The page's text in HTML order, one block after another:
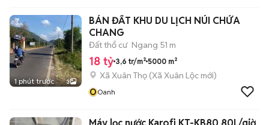
1 phút trước 3
BÁN ĐẤT KHU DU LỊCH NÚI CHỨA
CHANG
Đất thổ cư Ngang 51 m
18 tỷ 3,6 tr/m² 5000 m²
Xã Xuân Thọ (Xã Xuân Lộc mới)
OOanh